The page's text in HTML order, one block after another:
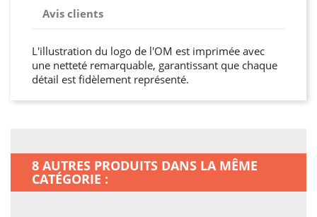
Avis clients
L'illustration du logo de l'OM est imprimée avec
une netteté remarquable, garantissant que chaque
détail est fidèlement représenté.
8 AUTRES PRODUITS DANS LA MÊME
CATÉGORIE :